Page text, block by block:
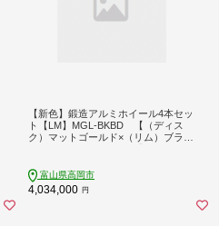
【新色】鍛造アルミホイール4本セッ
ト【LM】MGL-BKBD 【（ディス
ク）マットゴールド×（リム）ブラッ
富山県高岡市
4,034,000 円